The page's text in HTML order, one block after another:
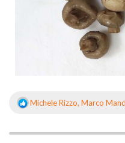
R
Michele Rizzo, Marco